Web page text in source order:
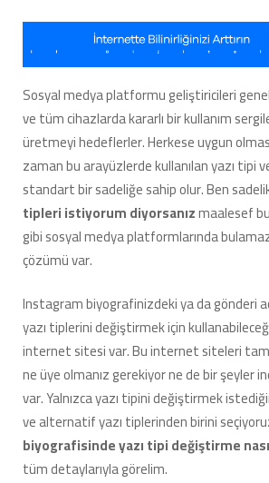
Sosyal medya platformu geliştiricileri
ve tüm cihazlarda kararlı bir kullanım
üretmeyi hedeflerler. Herkese uygun
zaman bu arayüzlerde kullanılan yazı tipi
standart bir sadeliğe sahip olur. Ben
tipleri istiyorum diyorsanızmaalesef
gibi sosyal medya platformlarında
çözümü var.
Instagram biyografinizdeki ya da gönderi
yazı tiplerini değiştirmek için
internet sitesi var. Bu internet siteleri
ne üye olmanız gerekiyor ne de bir şeyler
var. Yalnızca yazı tipini değiştirmek
ve alternatif yazı tiplerinden birini
biyografisinde yazı tipi değiştirme
tüm detaylarıyla görelim.